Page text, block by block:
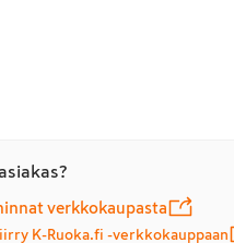
verkkokaupasta
K-Ruoka.fi -verkkokauppaan